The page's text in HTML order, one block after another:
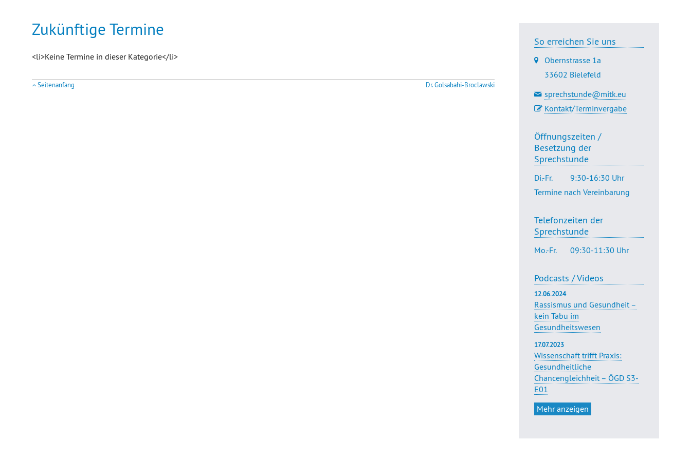
Zukünftige Termine
<li>Keine Termine in dieser Kategorie</li>
Seitenanfang Dr. Golsabahi-Broclawski
So erreichen Sie uns
Obernstrasse 1a
33602 Bielefeld
sprechstunde@mitk.eu
Kontakt/Terminvergabe
Öffnungszeiten /
Besetzung der
Sprechstunde
Di.-Fr.
9:30-16:30 Uhr
Termine nach Vereinbarung
Telefonzeiten der
Sprechstunde
Mo.-Fr. 09:30-11:30 Uhr
Podcasts / Videos
12.06.2024
Rassismus und Gesundheit –
kein Tabu im
Gesundheitswesen
17.07.2023
Wissenschaft trifft Praxis:
Gesundheitliche
Chancengleichheit – ÖGD S3-
E01
Mehr anzeigen